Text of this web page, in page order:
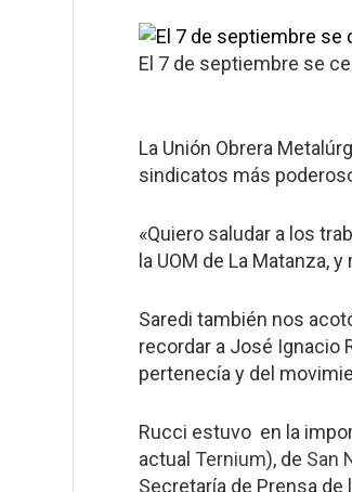
El 7 de septiembre se
La Unión Obrera
sindicatos más
«Quiero saludar a los
la UOM de La Matanza,
Saredi también nos
recordar a José Ignacio
pertenecía y del
Rucci estuvo en la
actual Ternium), de San
Secretaría de Prensa de